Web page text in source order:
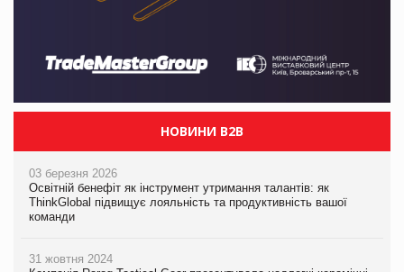
НОВИНИ B2B
03 березня 2026
Освітній бенефіт як інструмент утримання талантів: як
ThinkGlobal підвищує лояльність та продуктивність вашої
команди
31 жовтня 2024